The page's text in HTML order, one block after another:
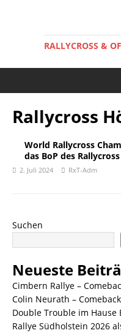
RALLYCROSS &
Rallycross
World Rallycross
das BoP des Rallycross
2. Juli 2024 RxT-Adm
Suchen
Neueste
Cimbern Rallye –
Colin Neurath –
Double Trouble im
Rallye Südholstein 2026